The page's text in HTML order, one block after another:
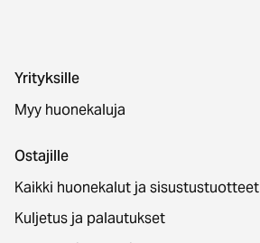
Yrityksille
Myy huonekaluja
Ostajille
Kaikki huonekalut ja sisustustuotteet
Kuljetus ja palautukset